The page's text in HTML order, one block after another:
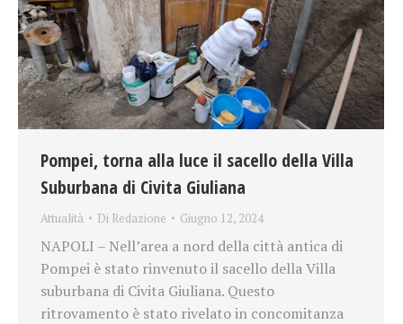
Pompei, torna alla luce il sacello della Villa
Suburbana di Civita Giuliana
Attualità Di Redazione Giugno 12, 2024
NAPOLI – Nell’area a nord della città antica di
Pompei è stato rinvenuto il sacello della Villa
suburbana di Civita Giuliana. Questo
ritrovamento è stato rivelato in concomitanza